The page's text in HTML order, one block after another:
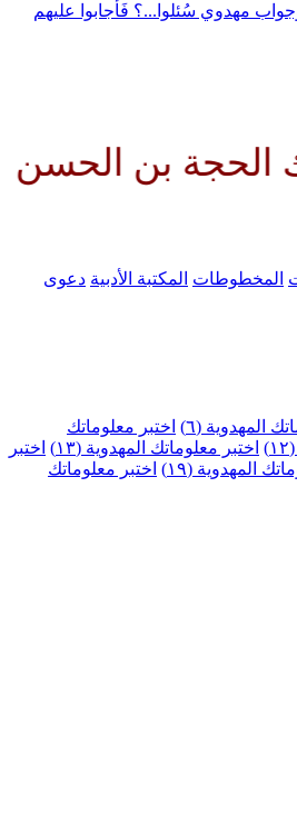
مهدوي سُئلوا...؟ فَأجابوا عليهم
الحسن صلواتك
المخطوطات المكتبة الأدبية دعوى
المهدوية (٦)
اختبر معلوماتك
اختبر معلوماتك المهدوية (١٣)
اختبر
المهدوية (١٩)
اختبر معلوماتك